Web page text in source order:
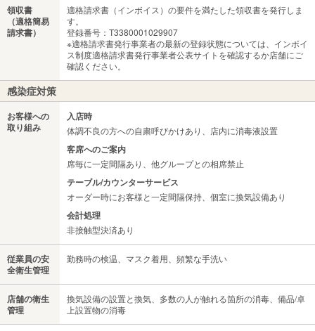
領収書
（適格簡易
請求書）
適格請求書（インボイス）の要件を満たした領収書を発行しま
す。
登録番号：T3380001029907
※適格請求書発行事業者の最新の登録状態については、インボイ
ス制度適格請求書発行事業者公表サイトを確認するか店舗にご
確認ください。
感染症対策
お客様への
取り組み
入店時
体調不良の方への自粛呼びかけあり、店内に消毒液設置
客席へのご案内
席毎に一定間隔あり、他グループとの相席禁止
テーブル/カウンターサービス
オーダー時にお客様と一定間隔保持、個室に換気設備あり
会計処理
非接触型決済あり
従業員の安
全衛生管理
勤務時の検温、マスク着用、頻繁な手洗い
店舗の衛生
管理
換気設備の設置と換気、多数の人が触れる箇所の消毒、備品/卓
上設置物の消毒